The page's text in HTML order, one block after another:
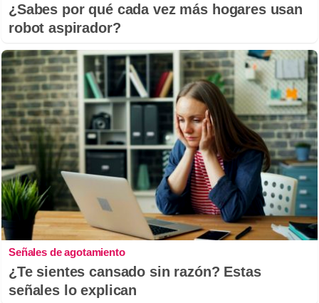
¿Sabes por qué cada vez más hogares usan
robot aspirador?
Señales de agotamiento
¿Te sientes cansado sin razón? Estas
señales lo explican